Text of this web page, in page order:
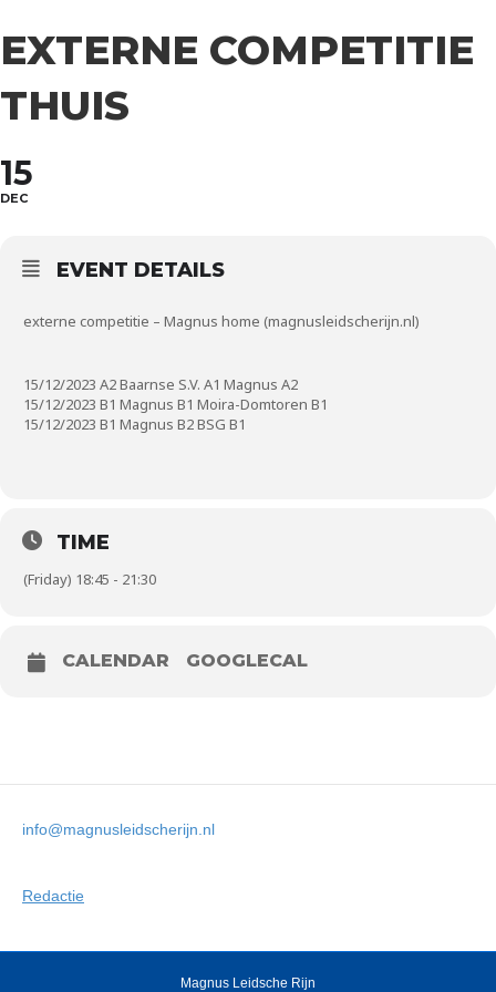
EXTERNE COMPETITIE
THUIS
15
DEC
EVENT DETAILS
externe competitie – Magnus home (magnusleidscherijn.nl)
15/12/2023 A2 Baarnse S.V. A1 Magnus A2
15/12/2023 B1 Magnus B1 Moira-Domtoren B1
15/12/2023 B1 Magnus B2 BSG B1
TIME
(Friday) 18:45 - 21:30
CALENDAR GOOGLECAL
info@magnusleidscherijn.nl
Redactie
Magnus Leidsche Rijn